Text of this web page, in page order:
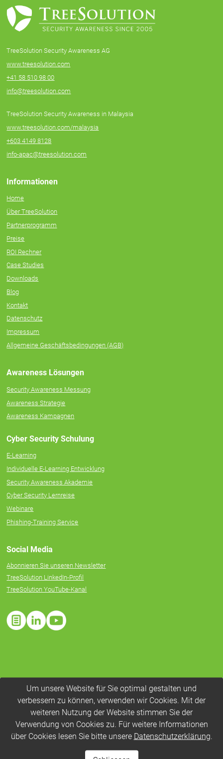
TreeSolution Security Awareness AG
www.treesolution.com
+41 58 510 98 00
info@treesolution.com
TreeSolution Security Awareness in Malaysia
www.treesolution.com/malaysia
+603 4149 8128
info-apac@treesolution.com
Informationen
Home
Über TreeSolution
Partnerprogramm
Preise
ROI Rechner
Case Studies
Downloads
Blog
Kontakt
Datenschutz
Impressum
Allgemeine Geschäftsbedingungen (AGB)
Awareness Lösungen
Security Awareness Messung
Awareness Strategie
Awareness Kampagnen
Cyber Security Schulung
E-Learning
Individuelle E‑Learning Entwicklung
Security Awareness Akademie
Cyber Security Lernreise
Webinare
Phishing-Training Service
Social Media
Abonnieren Sie unseren Newsletter
TreeSolution LinkedIn-Profil
TreeSolution YouTube-Kanal
Um unsere Website für Sie optimal gestalten und
verbessern zu können, verwenden wir Cookies. Mit der
weiteren Nutzung der Website stimmen Sie der
Verwendung von Cookies zu. Für weitere Informationen
über Cookies lesen Sie bitte unsere Datenschutzerklärung.